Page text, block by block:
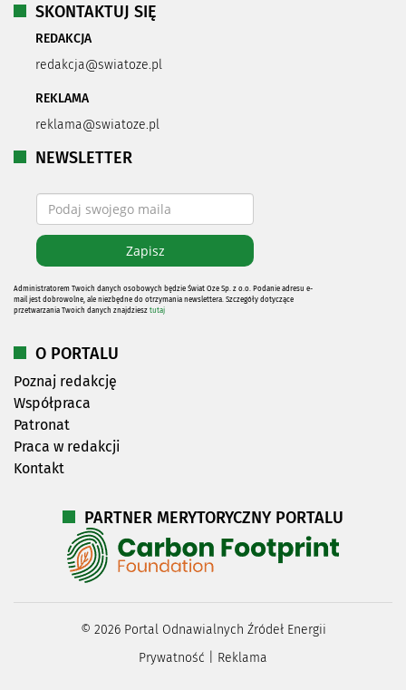
SKONTAKTUJ SIĘ
REDAKCJA
redakcja@swiatoze.pl
REKLAMA
reklama@swiatoze.pl
NEWSLETTER
Administratorem Twoich danych osobowych będzie Świat Oze Sp. z o.o. Podanie adresu e-
mail jest dobrowolne, ale niezbędne do otrzymania newslettera. Szczegóły dotyczące
przetwarzania Twoich danych znajdziesz tutaj
O PORTALU
Poznaj redakcję
Współpraca
Patronat
Praca w redakcji
Kontakt
PARTNER MERYTORYCZNY PORTALU
© 2026Portal Odnawialnych Źródeł Energii
Prywatność
Reklama